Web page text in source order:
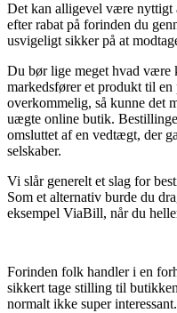
Det kan alligevel være nyttigt
efter rabat på forinden du
usvigeligt sikker på at
Du bør lige meget hvad være
markedsfører et produkt til
overkommelig, så kunne det
uægte online butik.
omsluttet af en vedtægt, der
selskaber.
Vi slår generelt et slag for
Som et alternativ burde du
eksempel ViaBill, når du
Forinden folk handler i en
sikkert tage stilling til
normalt ikke super interessant.